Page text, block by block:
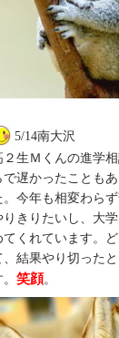
5/14南大沢
２生Ｍくんの進学
で遅かったことも
。今年も相変わら
りきりたいし、大
てくれています。
、結果やり切った
。笑顔。